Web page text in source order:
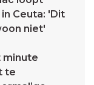
Ceuta: 'Dit
niet'
minute
te